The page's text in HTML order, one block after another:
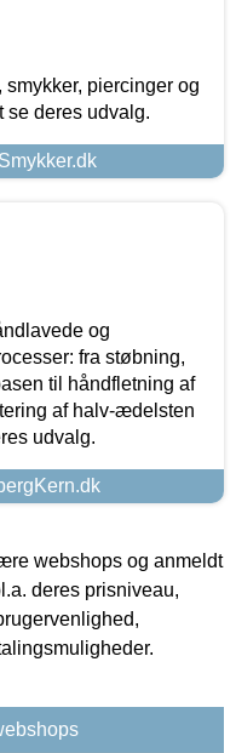
piercinger og
se deres udvalg.
og
fra støbning,
til håndfletning af
af halv-ædelsten
udvalg.
webshops og anmeldt
deres prisniveau,